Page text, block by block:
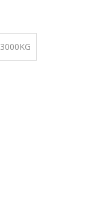
3000KG